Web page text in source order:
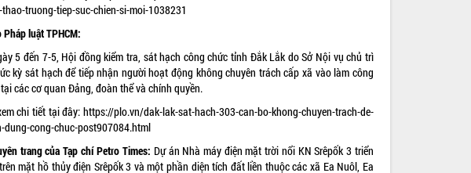
truong-tiep-suc-chien-si-moi-1038231
Pháp luật TPHCM:
5 đến 7-5, Hội đồng kiểm tra, sát hạch công chức tỉnh Đắk Lắk do Sở Nội vụ chủ trì
kỳ sát hạch để tiếp nhận người hoạt động không chuyên trách cấp xã vào làm công
các cơ quan Đảng, đoàn thể và chính quyền.
chi tiết tại đây: https://plo.vn/dak-lak-sat-hach-303-can-bo-khong-chuyen-trach-de-
dung-cong-chuc-post907084.html
trang của Tạp chí Petro Times: Dự án Nhà máy điện mặt trời nổi KN Srêpốk 3 triển
mặt hồ thủy điện Srêpốk 3 và một phần diện tích đất liền thuộc các xã Ea Nuôl, Ea